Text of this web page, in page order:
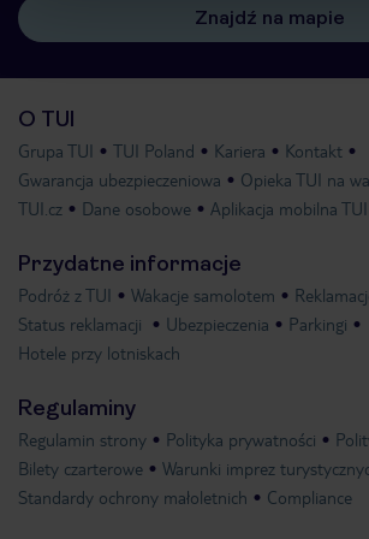
Znajdź na mapie
O TUI
Grupa TUI TUI Poland Kariera
Kontakt
Gwarancja ubezpieczeniowa
Opieka TUI na
TUI.cz
Dane osobowe Aplikacja mobilna TUI
Przydatne informacje
Podróż z TUI Wakacje samolotem
Status reklamacji
Ubezpieczenia
Parkingi
Hotele przy lotniskach
Regulaminy
Regulamin strony Polityka prywatności
Bilety czarterowe
Warunki imprez
Standardy ochrony małoletnich
Compliance